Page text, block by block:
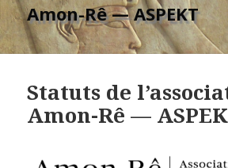
Amon-Rê — ASPEKT
Statuts de
Amon-Rê —